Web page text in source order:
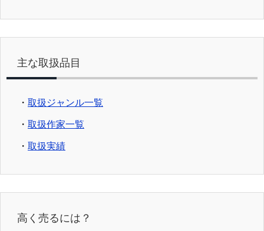
主な取扱品目
・ 取扱ジャンル一覧
・ 取扱作家一覧
・ 取扱実績
高く売るには？